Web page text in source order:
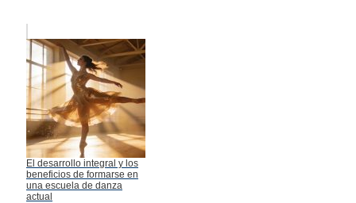
El desarrollo integral y los
beneficios de formarse en
una escuela de danza
actual